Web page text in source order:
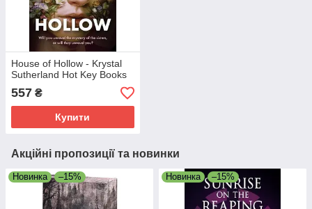
House of Hollow - Krystal
Sutherland Hot Key Books
557 ₴
Купити
Акційні пропозиції та новинки
Новинка –15% Новинка –15%